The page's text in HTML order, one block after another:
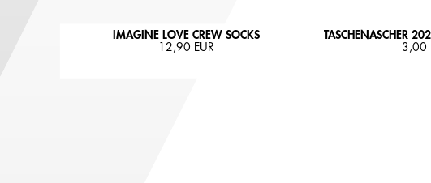
IMAGINE LOVE CREW SOCKS
12,90 EUR
TASCHENASCHER
3,00